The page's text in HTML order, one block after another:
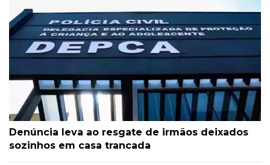
Denúncia leva ao resgate de irmãos deixados
sozinhos em casa trancada